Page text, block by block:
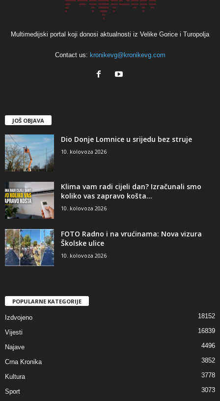
Multimedijski portal koji donosi aktualnosti iz Velike Gorice i Turopolja
Contact us: kronikevg@kronikevg.com
JOŠ OBJAVA
Dio Donje Lomnice u srijedu bez struje
10. kolovoza 2026
Klima vam radi cijeli dan? Izračunali smo
koliko vas zapravo košta...
10. kolovoza 2026
FOTO Radno i na vrućinama: Nova vizura
Školske ulice
10. kolovoza 2026
POPULARNE KATEGORIJE
Izdvojeno 18152
Vijesti 16839
Najave 4496
Crna Kronika 3852
Kultura 3778
Sport
3073